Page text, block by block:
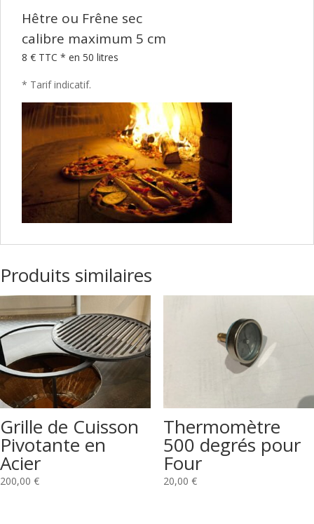
Hêtre ou Frêne sec
calibre maximum 5 cm
8 € TTC * en 50 litres
* Tarif indicatif.
Produits similaires
Grille de Cuisson
Pivotante en
Acier
200,00 €
Thermomètre
500 degrés pour
Four
20,00 €